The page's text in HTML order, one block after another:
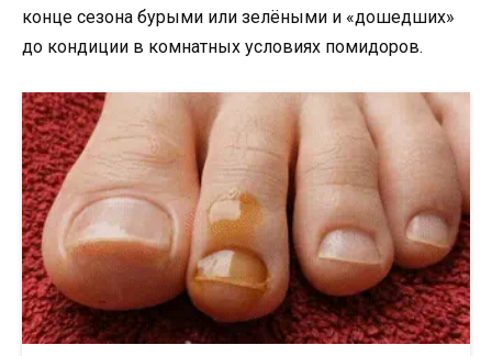
конце сезона бурыми или зелёными и «дошедших»
до кондиции в комнатных условиях помидоров.